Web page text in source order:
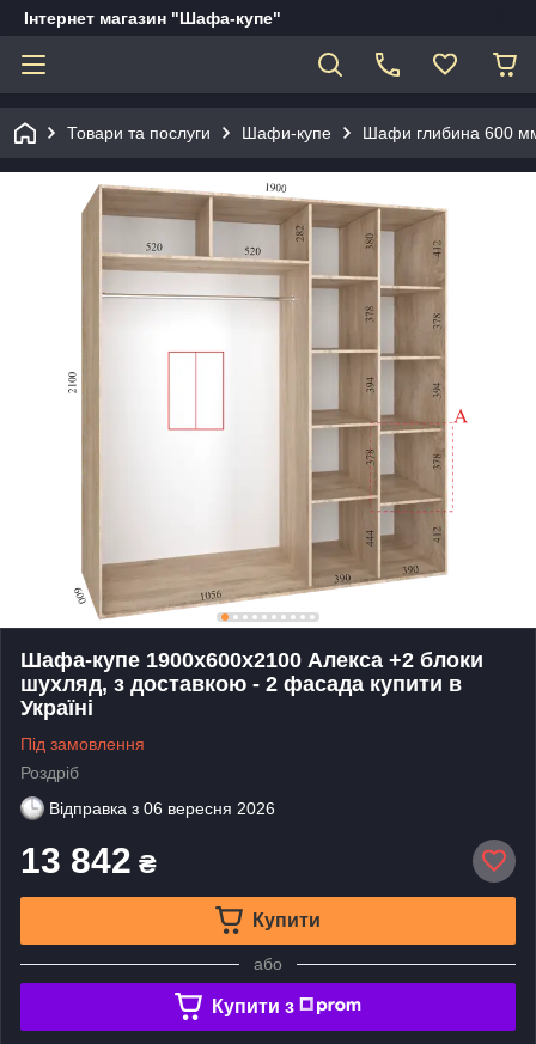
Інтернет магазин "Шафа-купе"
Товари та послуги Шафи-купе Шафи глибина 600
Шафа-купе 1900х600х2100 Алекса +2 блоки
шухляд, з доставкою - 2 фасада купити в
Україні
Під замовлення
Роздріб
Відправка з 06 вересня 2026
13 842 ₴
Купити
або
Купити з